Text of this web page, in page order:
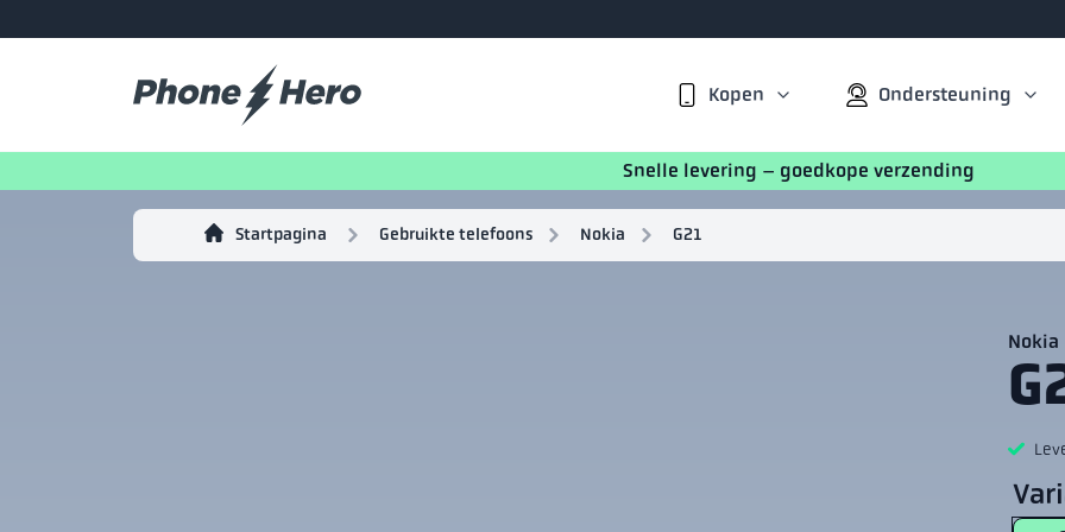
Kopen Ondersteuning
Snelle levering – goedkope verzending
Startpagina Gebruikte telefoons Nokia G21
Nokia